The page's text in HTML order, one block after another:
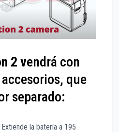
2 vendrá con
que
separado:
la batería a 195